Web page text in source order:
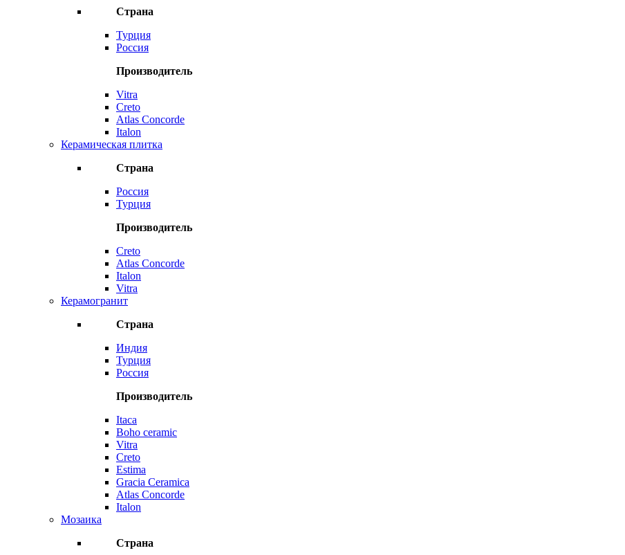
Страна
Турция
Россия
Производитель
Vitra
Creto
Atlas Concorde
Italon
Керамическая плитка
Страна
Россия
Турция
Производитель
Creto
Atlas Concorde
Italon
Vitra
Керамогранит
Страна
Индия
Турция
Россия
Производитель
Itaca
Boho ceramic
Vitra
Creto
Estima
Gracia Ceramica
Atlas Concorde
Italon
Мозаика
Страна